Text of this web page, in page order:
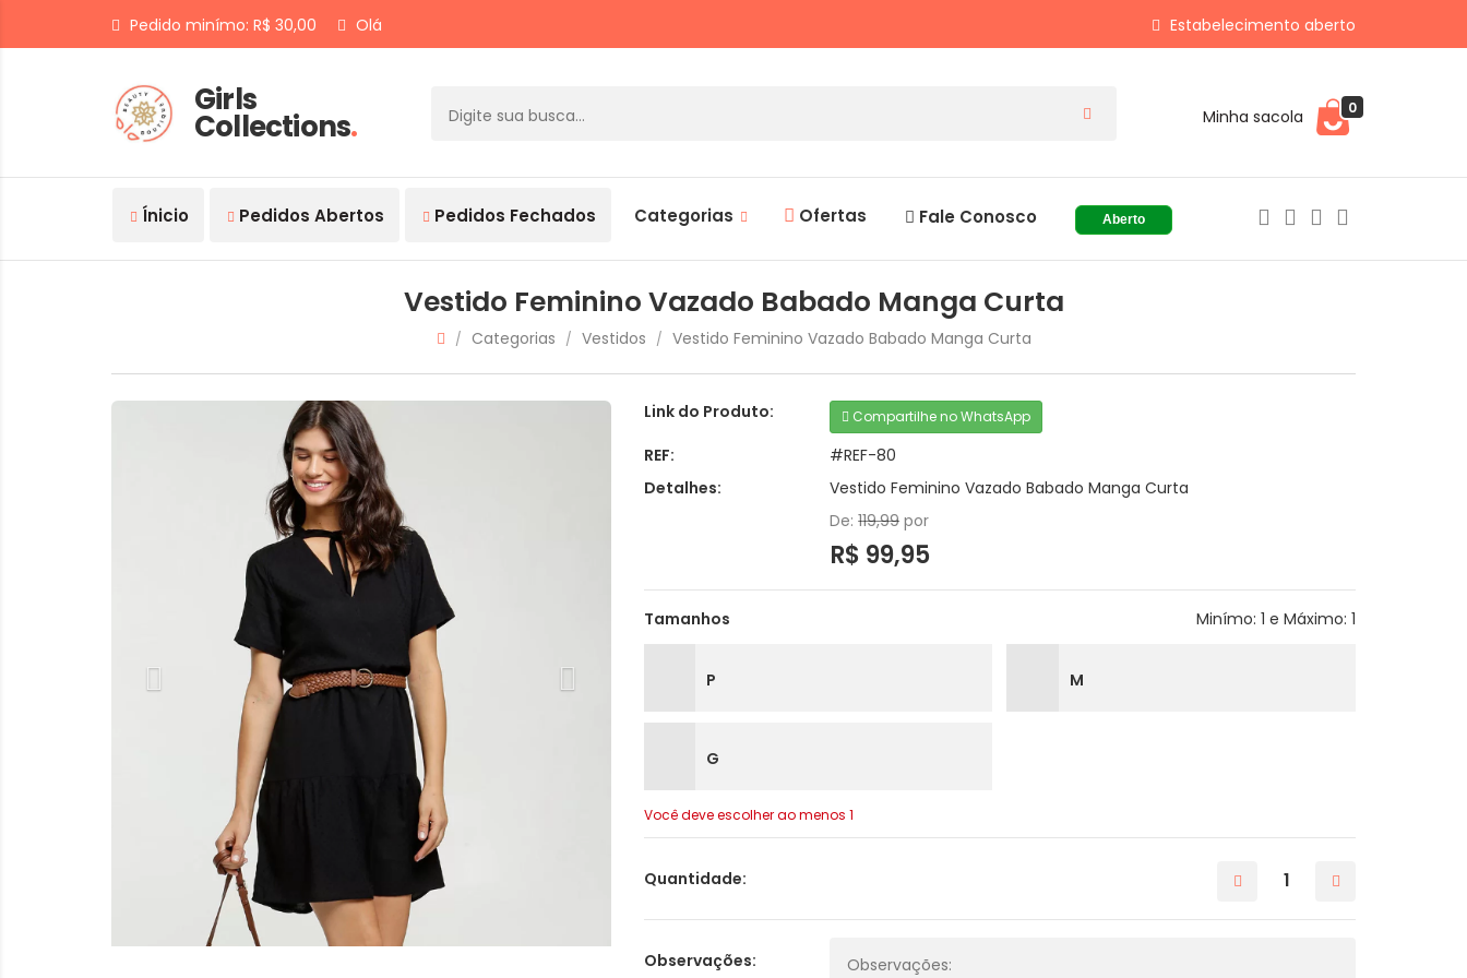
Pedido minímo: R$ 30,00 Olá Estabelecimento aberto
Girls
Collections. Minha sacola 0
Ínicio Pedidos Abertos Pedidos Fechados Categorias Ofertas Fale Conosco Aberto
Vestido Feminino Vazado Babado Manga Curta
/ Categorias / Vestidos / Vestido Feminino Vazado Babado Manga Curta
Link do Produto: Compartilhe no WhatsApp
REF:
#REF-80
Detalhes:
Vestido Feminino Vazado Babado Manga Curta
De:119,99 por
R$ 99,95
Tamanhos Minímo: 1 e Máximo: 1
P M
G
Você deve escolher ao menos 1
Quantidade:
Observações: